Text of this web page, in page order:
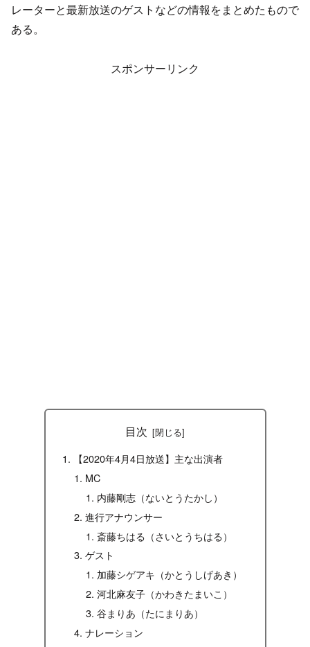
レーターと最新放送のゲストなどの情報をまとめたもので
ある。
スポンサーリンク
目次
【2020年4月4日放送】主な出演者
MC
内藤剛志（ないとうたかし）
進行アナウンサー
斎藤ちはる（さいとうちはる）
ゲスト
加藤シゲアキ（かとうしげあき）
河北麻友子（かわきたまいこ）
谷まりあ（たにまりあ）
ナレーション